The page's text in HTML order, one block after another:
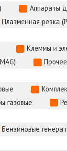
Аппараты
Плазменная резка
Клеммы и
газовые
Бензиновые